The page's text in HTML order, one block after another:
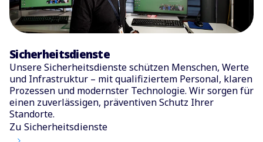
Sicherheitsdienste
Unsere Sicherheitsdienste schützen Menschen, Werte
und Infrastruktur – mit qualifiziertem Personal, klaren
Prozessen und modernster Technologie. Wir sorgen für
einen zuverlässigen, präventiven Schutz Ihrer
Standorte.
Zu Sicherheitsdienste